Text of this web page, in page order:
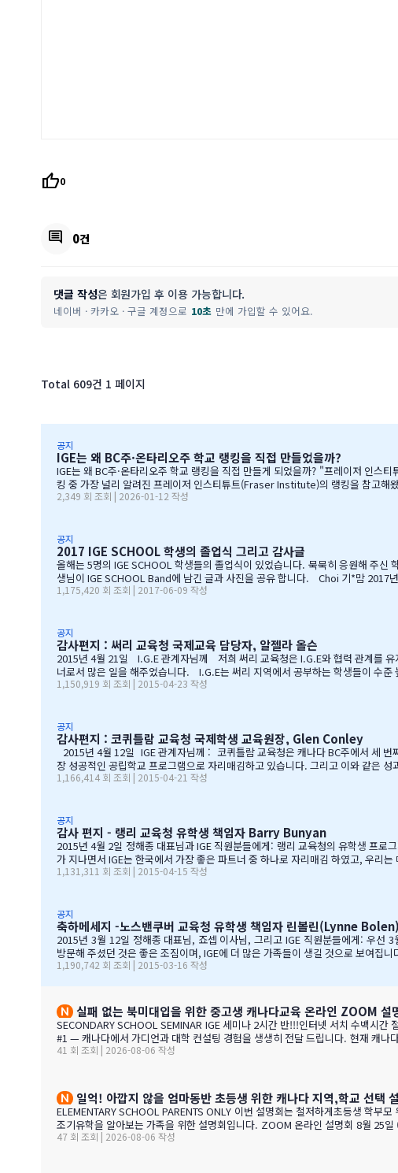
thumb_up0
comment 0건
댓글 작성은 회원가입 후 이용 가능합니다.
네이버 · 카카오 · 구글 계정으로 10초 만에 가입할 수 있어요.
Total 609건 1 페이지
공지
IGE는 왜 BC주·온타리오주 학교 랭킹을 직접 만들었을까?
IGE는 왜 BC주·온타리오주 학교 랭킹을 직접 만들게 되었을까? "프레이저 인스티튜트 랭킹이 중단된 이후, 1년간의 데이터 정리 과정을 공유합니다" 처음부터 랭킹을 만들려던 건 아니었습니다 IGE도 그동안 캐나다 학교 랭
킹 중 가장 널리 알려진 프레이저 인스티튜트(Fraser Institute)의 랭킹을 참고해왔습니다. 학교 상담 시 참고 자료로 활용하기 좋
않고 있었습니다. 최근 자료로 BC주 세컨더리 학교들의 현황을 파악하고 싶었는데, 참고할 만한 데이터가 없어 어려움이 있었습니다.
2,349 회 조회 | 2026-01-12 작성
공지
2017 IGE SCHOOL 학생의 졸업식 그리고 감사글
올해는 5명의 IGE SCHOOL 학생들의 졸업식이 있었습니다. 묵묵히 응원해 주신
생님이 IGE SCHOOL Band에 남긴 글과 사진을 공유 합니다. Choi 기*맘 2017년 6월 7일 오후 1:52 39 읽음 한국시간으로 오늘 저녁 st.john졸업식이 시작됩니다.오늘 졸업식에는 개인적인 사정으로
함께하지 못하지만아쉬운 마음을 담아 함께 축하의 인사를 전합니다.오늘 졸업식
1,175,420 회 조회 | 2017-06-09 작성
공지
감사편지 : 써리 교육청 국제교육 담당자, 알젤라 올슨
2015년 4월 21일 I.G.E 관계자님께 저희 써리 교육청은 I.G.E와 협력 관계를 유
너로서 많은 일을 해주었습니다. I.G.E는 써리 지역에서 공부하는 학생들이 수
서 종합적인 오리엔테이션과 정착서비스, 방과후 프로그램, 홈스테이 프로그램
1,150,919 회 조회 | 2015-04-23 작성
공지
감사편지 : 코퀴틀람 교육청 국제학생 교육원장, Glen Conley
2015년 4월 12일 IGE 관계자님께 : 코퀴틀람 교육청은 캐나다 BC주에서 세 번
장 성공적인 공립학교 프로그램으로 자리매김하고 있습니다. 그리고 이와 같은
육청이 IGE를 통해 국제학생 프로그램을 제공해 온지도 10년이 되어갑니다. 그
1,166,414 회 조회 | 2015-04-21 작성
공지
감사 편지 - 랭리 교육청 유학생 책임자 Barry Bunyan
2015년 4월 2일 정해종 대표님과 IGE 직원분들에게: 랭리 교육청의 유학생 프로
가 지나면서 IGE는 한국에서 가장 좋은 파트너 중 하나로 자리매김 하였고, 우리
이블에 앉아 학부모님들과 소통할 때 IGE 통역사 분들의 친절함과 지지적인 태도
1,131,311 회 조회 | 2015-04-15 작성
공지
축하메세지 -노스밴쿠버 교육청 유학생 책임자 린볼린(Lynne
2015년 3월 12일 정해종 대표님, 죠셉 이사님, 그리고 IGE 직원분들에게: 우선
방문해 주셨던 것은 좋은 조짐이며, IGE에 더 많은 가족들이 생길 것으로 보여집
배치해 주신 것에 대해 감사 드립니다. 특히 이번 주말 동안 세 명의 훌륭한 통역
1,190,742 회 조회 | 2015-03-16 작성
실패 없는 북미대입을 위한 중고생 캐나다교육 온라인 ZOOM
SECONDARY SCHOOL SEMINAR IGE 세미나 2시간 반!!!인터넷 서치 수백시간 절약해 드려요. 캐나다 고졸을 목표로 조기유학을 가지는 않죠. 어떤 경우에도 중요한 것은 대학!!! 20년간 캐나다 조기유학
#1 — 캐나다에서 가디언과 대학 컨설팅 경험을 생생히 전달 드립니다. 현재 캐나다에 있는 중고생 학부모님(유학맘, 영주권, 시민권)들도 참가 가능합니다. 한국과 캐나다 부모님들의 궁금증과 고민을 같이
공유할 수 있습니다. …
41 회 조회 | 2026-08-06 작성
일억! 아깝지 않을 엄마동반 초등생 위한 캐나다 지역,학교 선택
ELEMENTARY SCHOOL PARENTS ONLY 이번 설명회는 철저하게초등생 학부모 위주로만 진행합니다. 캐나다에 휴직으로 일년만 가야 하는 가족, 초등생 영어교육 · 북미체험 · 가족 휴식을 위해 캐나다
47 회 조회 | 2026-08-06 작성